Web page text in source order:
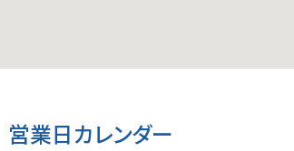
営業日カレンダー